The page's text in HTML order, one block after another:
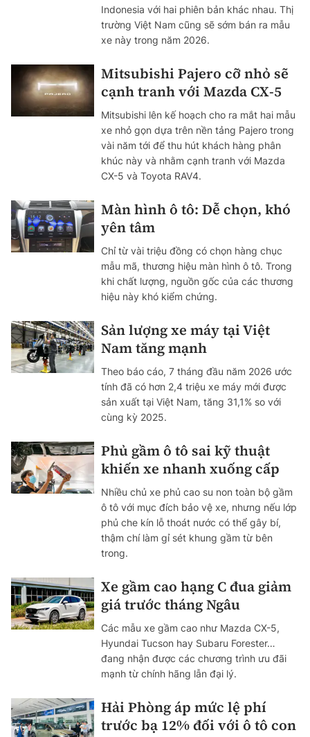
Indonesia với hai phiên bản khác nhau. Thị
trường Việt Nam cũng sẽ sớm bán ra mẫu
xe này trong năm 2026.
Mitsubishi Pajero cỡ nhỏ sẽ
cạnh tranh với Mazda CX-5
Mitsubishi lên kế hoạch cho ra mắt hai mẫu
xe nhỏ gọn dựa trên nền tảng Pajero trong
vài năm tới để thu hút khách hàng phân
khúc này và nhằm cạnh tranh với Mazda
CX-5 và Toyota RAV4.
Màn hình ô tô: Dễ chọn, khó
yên tâm
Chỉ từ vài triệu đồng có chọn hàng chục
mẫu mã, thương hiệu màn hình ô tô. Trong
khi chất lượng, nguồn gốc của các thương
hiệu này khó kiểm chứng.
Sản lượng xe máy tại Việt
Nam tăng mạnh
Theo báo cáo, 7 tháng đầu năm 2026 ước
tính đã có hơn 2,4 triệu xe máy mới được
sản xuất tại Việt Nam, tăng 31,1% so với
cùng kỳ 2025.
Phủ gầm ô tô sai kỹ thuật
khiến xe nhanh xuống cấp
Nhiều chủ xe phủ cao su non toàn bộ gầm
ô tô với mục đích bảo vệ xe, nhưng nếu lớp
phủ che kín lỗ thoát nước có thể gây bí,
thậm chí làm gỉ sét khung gầm từ bên
trong.
Xe gầm cao hạng C đua giảm
giá trước tháng Ngâu
Các mẫu xe gầm cao như Mazda CX-5,
Hyundai Tucson hay Subaru Forester…
đang nhận được các chương trình ưu đãi
mạnh từ chính hãng lẫn đại lý.
Hải Phòng áp mức lệ phí
trước bạ 12% đối với ô tô con